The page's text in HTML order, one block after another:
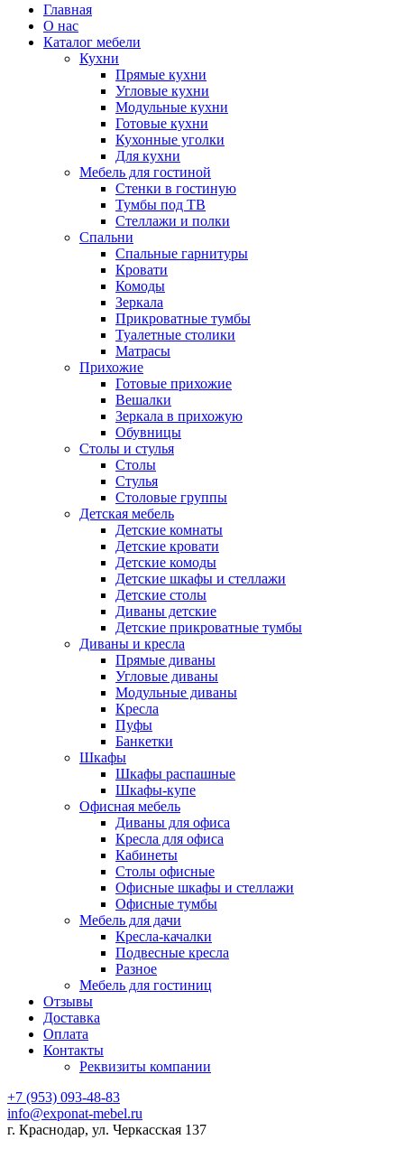
Главная
О нас
Каталог мебели
Кухни
Прямые кухни
Угловые кухни
Модульные кухни
Готовые кухни
Кухонные уголки
Для кухни
Мебель для гостиной
Стенки в гостиную
Тумбы под ТВ
Стеллажи и полки
Спальни
Спальные гарнитуры
Кровати
Комоды
Зеркала
Прикроватные тумбы
Туалетные столики
Матрасы
Прихожие
Готовые прихожие
Вешалки
Зеркала в прихожую
Обувницы
Столы и стулья
Столы
Стулья
Столовые группы
Детская мебель
Детские комнаты
Детские кровати
Детские комоды
Детские шкафы и стеллажи
Детские столы
Диваны детские
Детские прикроватные тумбы
Диваны и кресла
Прямые диваны
Угловые диваны
Модульные диваны
Кресла
Пуфы
Банкетки
Шкафы
Шкафы распашные
Шкафы-купе
Офисная мебель
Диваны для офиса
Кресла для офиса
Кабинеты
Столы офисные
Офисные шкафы и стеллажи
Офисные тумбы
Мебель для дачи
Кресла-качалки
Подвесные кресла
Разное
Мебель для гостиниц
Отзывы
Доставка
Оплата
Контакты
Реквизиты компании
+7 (953) 093-48-83
info@exponat-mebel.ru
г. Краснодар, ул. Черкасская 137